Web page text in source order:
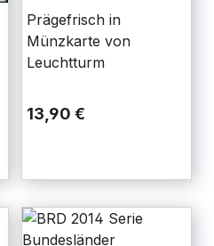
Euro
Prägefrisch in
Münzkarte von
Leuchtturm
13,90 €